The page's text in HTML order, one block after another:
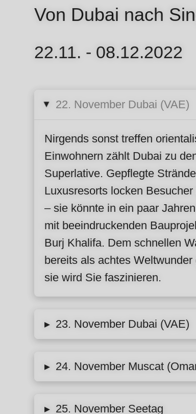
Von Dubai nach
22.11. - 08.12.2022
▸ 22. November Dubai (VAE)
Nirgends sonst treffen
Einwohnern zählt Dubai zu
Superlative. Gepflegte
Luxusresorts locken
– sie könnte in ein paar
mit beeindruckenden
Burj Khalifa. Dem schnellen
bereits als achtes
sie wird Sie faszinieren.
▸ 23. November Dubai (VAE)
▸ 24. November Muscat
▸ 25. November Seetag